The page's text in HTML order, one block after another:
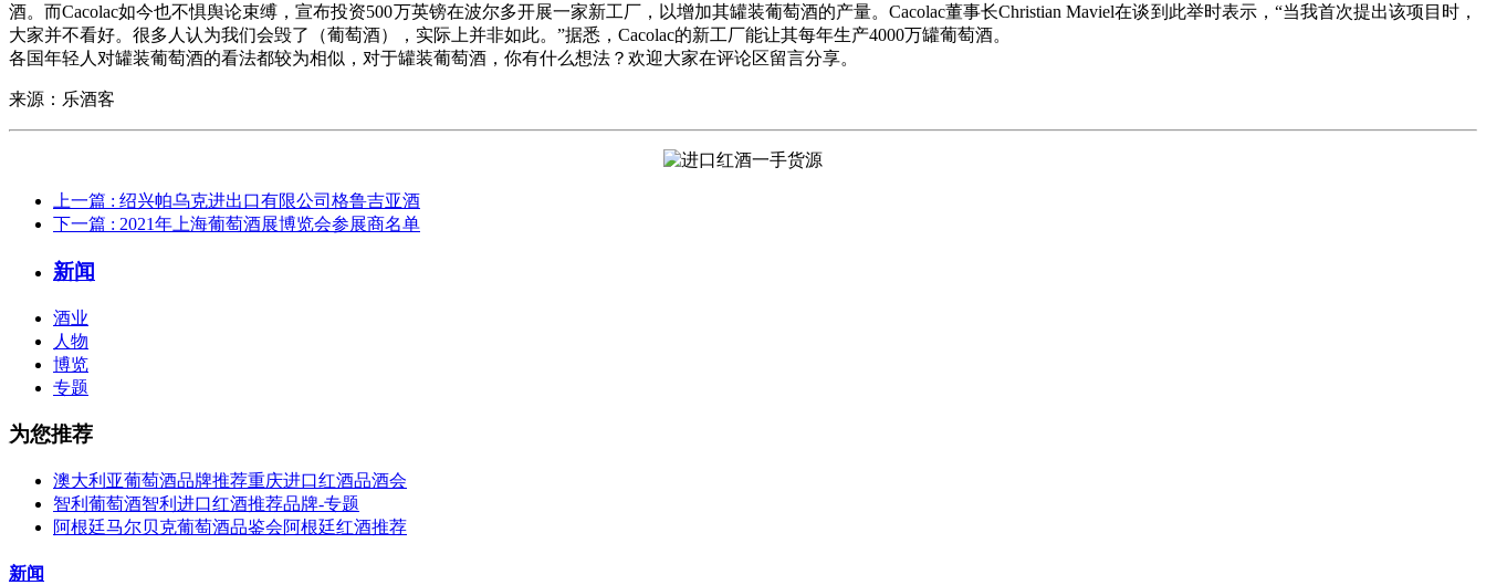
酒。而Cacolac如今也不惧舆论束缚，宣布投资500万英镑在波尔多开展一家新工厂，以增加其罐装葡萄酒的产量。Cacolac董事长Christian Maviel在谈到此举时表示，“当我首次提出该项目时，
大家并不看好。很多人认为我们会毁了（葡萄酒），实际上并非如此。”据悉，Cacolac的新工厂能让其每年生产4000万罐葡萄酒。
各国年轻人对罐装葡萄酒的看法都较为相似，对于罐装葡萄酒，你有什么想法？欢迎大家在评论区留言分享。
来源：乐酒客
上一篇 : 绍兴帕乌克进出口有限公司格鲁吉亚酒
下一篇 : 2021年上海葡萄酒展博览会参展商名单
新闻
酒业
人物
博览
专题
为您推荐
澳大利亚葡萄酒品牌推荐重庆进口红酒品酒会
智利葡萄酒智利进口红酒推荐品牌-专题
阿根廷马尔贝克葡萄酒品鉴会阿根廷红酒推荐
新闻